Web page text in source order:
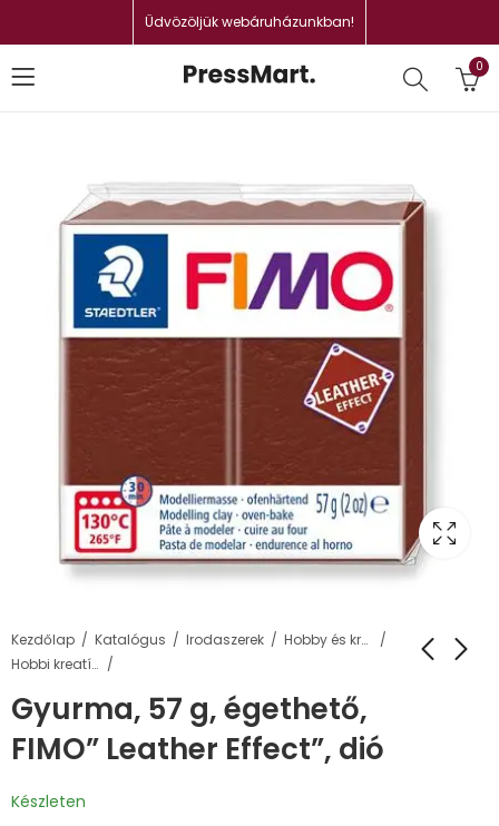
Üdvözöljük webáruházunkban!
0
Kezdőlap Katalógus Irodaszerek
Hobby és kreatív termékek
Hobbi kreatív gyurma
Gyurma, 57 g, égethető,
FIMO” Leather Effect”, dió
Készleten